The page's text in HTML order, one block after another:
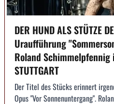
DER HUND ALS STÜTZE
Uraufführung
Roland Schimmelpfennig
STUTTGART
Der Titel des Stücks erinnert
Opus "Vor Sonnenuntergang".